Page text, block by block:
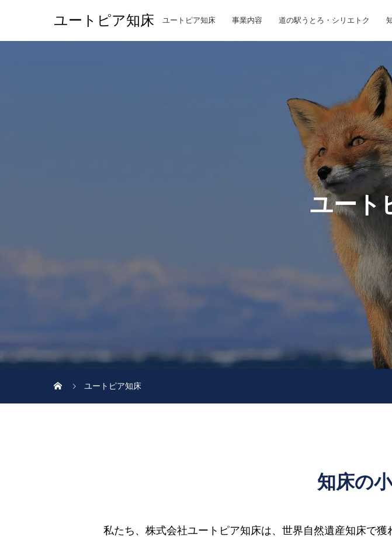
ユートピア知床 ユートピア知床 事業内容 道の駅うとろ・シリエトク
ユート
ユートピア知床
知床の
私たち、株式会社ユートピア知床は、世界自然遺産知床で